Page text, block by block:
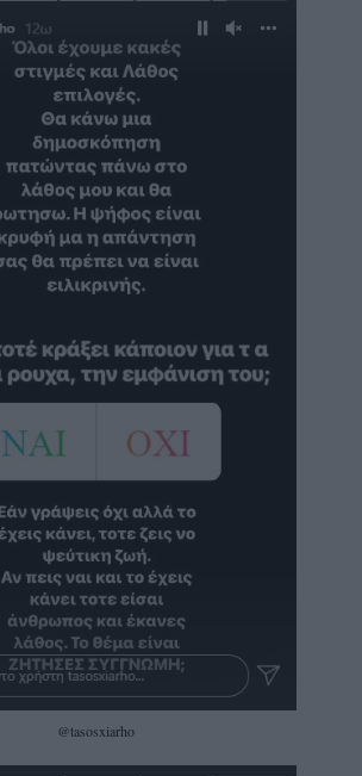
@tasosxiarho